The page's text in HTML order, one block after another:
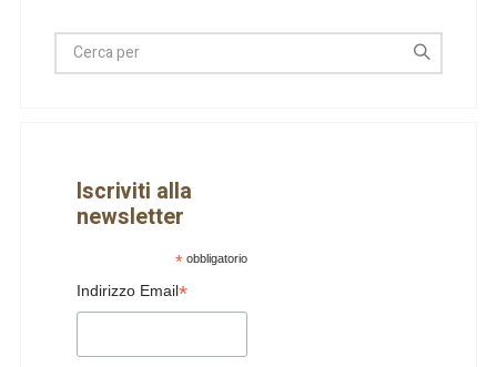
Iscriviti alla
newsletter
*obbligatorio
Indirizzo Email*